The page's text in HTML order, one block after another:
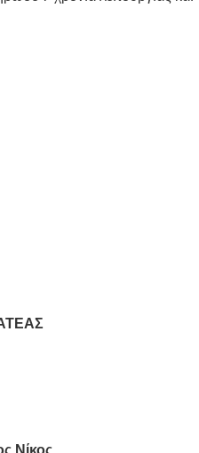
Νίκος